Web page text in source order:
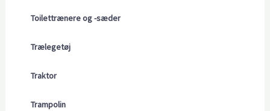
Toilettrænere og -sæder
Trælegetøj
Traktor
Trampolin